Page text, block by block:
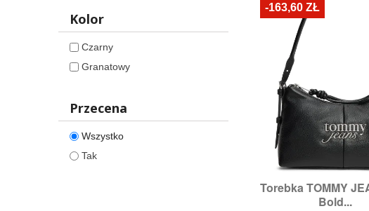
Kolor
Czarny
Granatowy
Przecena
Wszystko
Tak
Torebka TOMMY
Bold...
 Szybki
-163,60 ZŁ